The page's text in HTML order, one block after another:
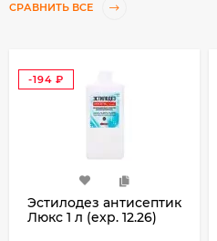
СРАВНИТЬ ВСЕ
-194 ₽
Эстилодез антисептик
Люкс 1 л (exp. 12.26)